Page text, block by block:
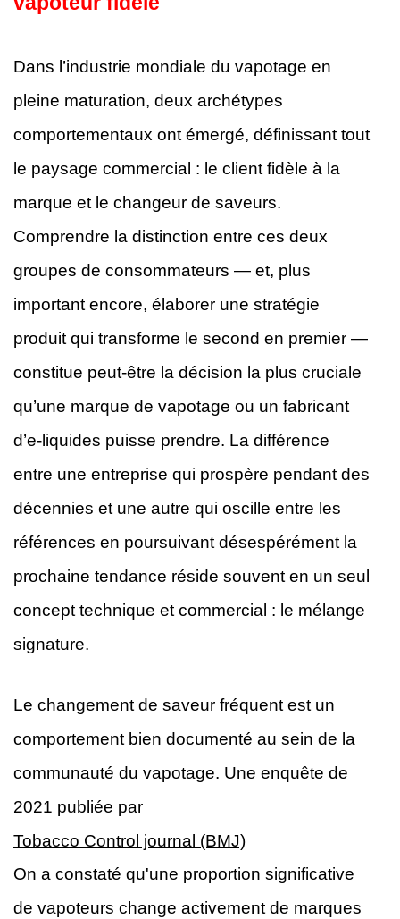
Dans l’industrie mondiale du vapotage en
pleine maturation, deux archétypes
comportementaux ont émergé, définissant tout
le paysage commercial : le client fidèle à la
marque et le changeur de saveurs.
Comprendre la distinction entre ces deux
groupes de consommateurs — et, plus
important encore, élaborer une stratégie
produit qui transforme le second en premier —
constitue peut-être la décision la plus cruciale
qu’une marque de vapotage ou un fabricant
d’e-liquides puisse prendre. La différence
entre une entreprise qui prospère pendant des
décennies et une autre qui oscille entre les
références en poursuivant désespérément la
prochaine tendance réside souvent en un seul
concept technique et commercial : le mélange
signature.
Le changement de saveur fréquent est un
comportement bien documenté au sein de la
communauté du vapotage. Une enquête de
2021 publiée par
Tobacco Control journal (BMJ)
On a constaté qu'une proportion significative
de vapoteurs change activement de marques